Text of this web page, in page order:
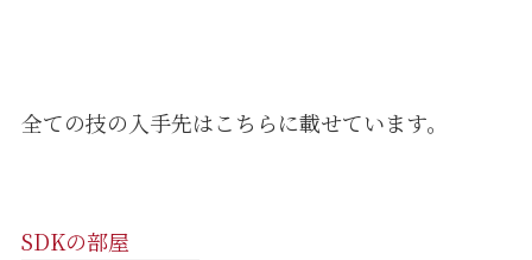
全ての技の入手先はこちらに載せています。
SDKの部屋